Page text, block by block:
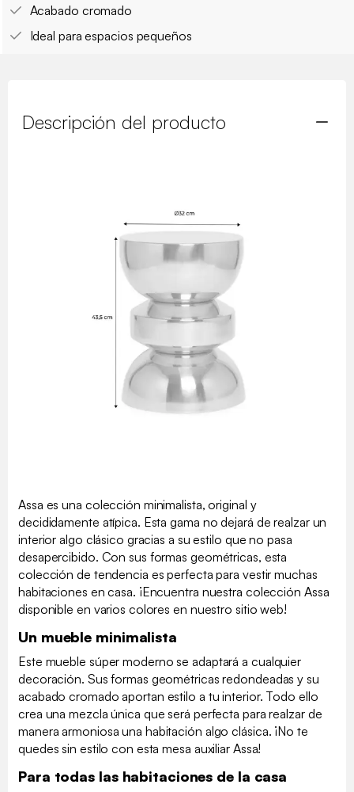
Acabado cromado
Ideal para espacios pequeños
Descripción del producto
Assa es una colección minimalista, original y
decididamente atípica. Esta gama no dejará de realzar un
interior algo clásico gracias a su estilo que no pasa
desapercibido. Con sus formas geométricas, esta
colección de tendencia es perfecta para vestir muchas
habitaciones en casa. ¡Encuentra nuestra colección Assa
disponible en varios colores en nuestro sitio web!
Un mueble minimalista
Este mueble súper moderno se adaptará a cualquier
decoración. Sus formas geométricas redondeadas y su
acabado cromado aportan estilo a tu interior. Todo ello
crea una mezcla única que será perfecta para realzar de
manera armoniosa una habitación algo clásica. ¡No te
quedes sin estilo con esta mesa auxiliar Assa!
Para todas las habitaciones de la casa